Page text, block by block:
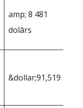
amp; 8 481
dolārs
&dollar;91,519